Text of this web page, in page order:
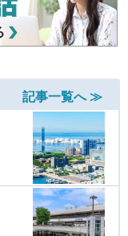
記事一覧へ ≫